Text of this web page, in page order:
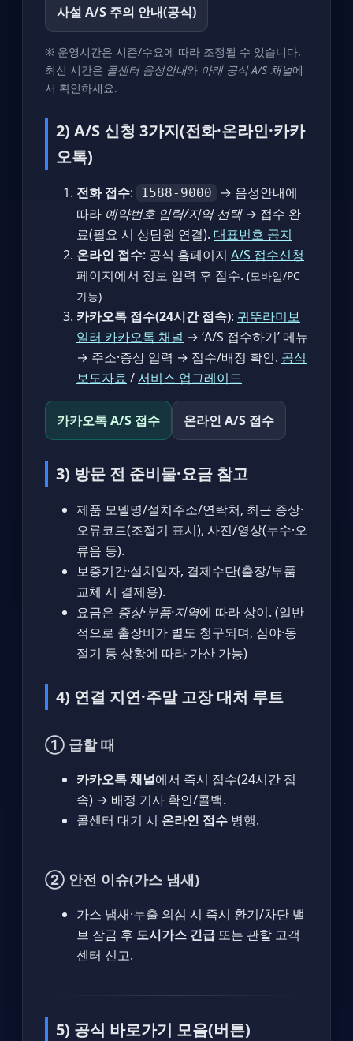
사설 A/S 주의 안내(공식)
※ 운영시간은 시즌/수요에 따라 조정될 수 있습니다.
최신 시간은 콜센터 음성안내와 아래 공식 A/S 채널에
서 확인하세요.
2) A/S 신청 3가지(전화·온라인·카카
오톡)
전화 접수: 1588-9000
→ 음성안내에
따라 예약번호 입력/지역 선택→ 접수 완
료(필요 시 상담원 연결). 대표번호 공지
온라인 접수: 공식 홈페이지 A/S 접수신청
페이지에서 정보 입력 후 접수. (모바일/PC
가능)
카카오톡 접수(24시간 접속): 귀뚜라미보
일러 카카오톡 채널 → ‘A/S 접수하기’ 메뉴
→ 주소·증상 입력 → 접수/배정 확인. 공식
보도자료 /서비스 업그레이드
카카오톡 A/S 접수 온라인 A/S 접수
3) 방문 전 준비물·요금 참고
제품 모델명/설치주소/연락처, 최근 증상·
오류코드(조절기 표시), 사진/영상(누수·오
류음 등).
보증기간·설치일자, 결제수단(출장/부품
교체 시 결제용).
요금은 증상·부품·지역에 따라 상이. (일반
적으로 출장비가 별도 청구되며, 심야·동
절기 등 상황에 따라 가산 가능)
4) 연결 지연·주말 고장 대처 루트
① 급할 때
카카오톡 채널에서 즉시 접수(24시간 접
속) → 배정 기사 확인/콜백.
콜센터 대기 시 온라인 접수 병행.
② 안전 이슈(가스 냄새)
가스 냄새·누출 의심 시 즉시 환기/차단 밸
브 잠금 후 도시가스 긴급 또는 관할 고객
센터 신고.
5) 공식 바로가기 모음(버튼)